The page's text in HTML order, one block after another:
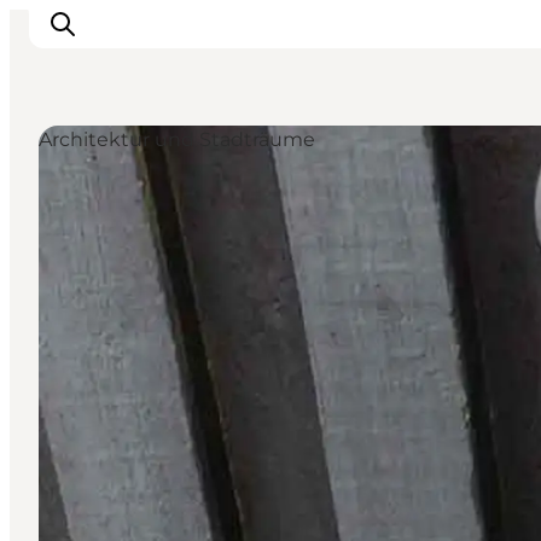
Sehen und erleben
Veranstaltungen
Städte und Regionen
Reiseplanung
Transport
Architektur und Stadträume